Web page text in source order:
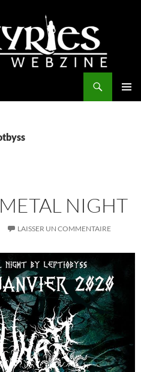
NIGHT
LAISSER UN COMMENTAIRE